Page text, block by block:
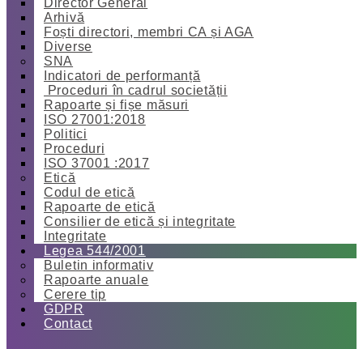
Director General
Arhivă
Foști directori, membri CA și AGA
Diverse
SNA
Indicatori de performanță
Proceduri în cadrul societății
Rapoarte și fișe măsuri
ISO 27001:2018
Politici
Proceduri
ISO 37001 :2017
Etică
Codul de etică
Rapoarte de etică
Consilier de etică și integritate
Integritate
Legea 544/2001
Buletin informativ
Rapoarte anuale
Cerere tip
GDPR
Contact